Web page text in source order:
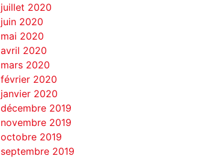
juillet 2020
juin 2020
mai 2020
avril 2020
mars 2020
février 2020
janvier 2020
décembre 2019
novembre 2019
octobre 2019
septembre 2019